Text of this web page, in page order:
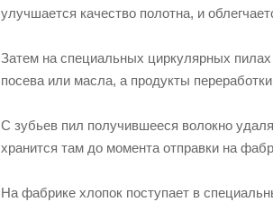
улучшается качество полотна, и
Затем на специальных циркулярных
посева или масла, а продукты
С зубьев пил получившееся волокно
хранится там до момента отправки на
На фабрике хлопок поступает в